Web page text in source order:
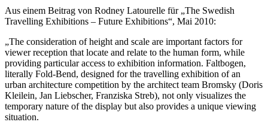
Aus einem Beitrag von Rodney Latourelle für „The Swedish
Travelling Exhibitions – Future Exhibitions“, Mai 2010:
„The consideration of height and scale are important factors for
viewer reception that locate and relate to the human form, while
providing particular access to exhibition information. Faltbogen,
literally Fold-Bend, designed for the travelling exhibition of an
urban architecture competition by the architect team Bromsky (Doris
Kleilein, Jan Liebscher, Franziska Streb), not only visualizes the
temporary nature of the display but also provides a unique viewing
situation.